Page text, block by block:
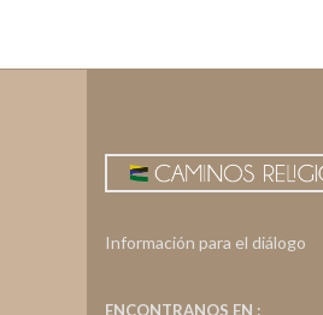
Información para el diálogo
ENCONTRANOS EN :